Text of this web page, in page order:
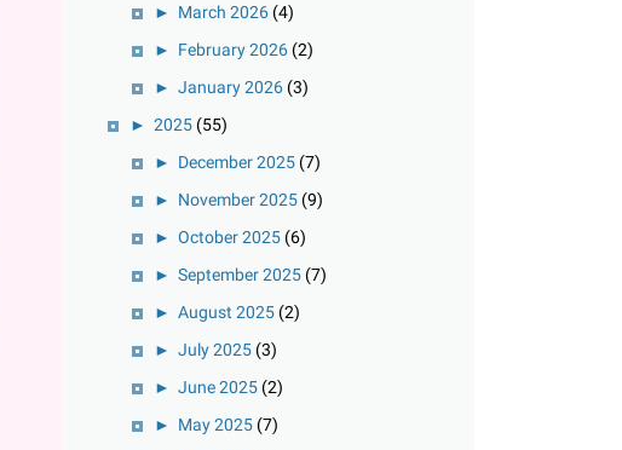
► March 2026 (4)
► February 2026 (2)
► January 2026 (3)
► 2025 (55)
► December 2025 (7)
► November 2025 (9)
► October 2025 (6)
► September 2025 (7)
► August 2025 (2)
► July 2025 (3)
► June 2025 (2)
► May 2025 (7)